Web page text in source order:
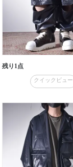
残り1点
クイックビュー